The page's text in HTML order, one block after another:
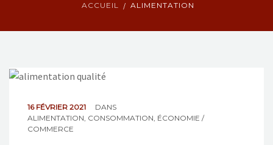
CONTACT
ACCUEIL ALIMENTATION
16 FÉVRIER 2021
DANS
ALIMENTATION, CONSOMMATION, ÉCONOMIE /
COMMERCE